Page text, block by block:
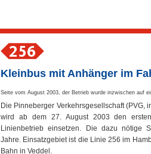
Kleinbus mit Anhänger im
Seite vom August 2003, der Betrieb wurde inzwischen auf
Die Pinneberger Verkehrsgesellschaft (PVG,
wird ab dem 27. August 2003 den
Linienbetrieb einsetzen. Die dazu nötige
Jahre. Einsatzgebiet ist die Linie 256 im
Bahn in Veddel.